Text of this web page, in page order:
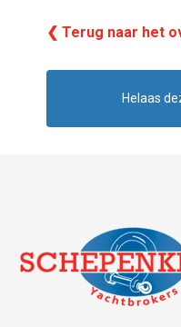
❮ Terug naar het
Helaas